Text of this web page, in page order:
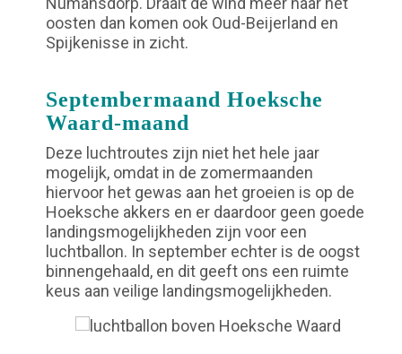
oosten dan komen ook Oud-Beijerland en
Spijkenisse in zicht.
Septembermaand Hoeksche
Waard-maand
Deze luchtroutes zijn niet het hele jaar
mogelijk, omdat in de zomermaanden
hiervoor het gewas aan het groeien is op de
Hoeksche akkers en er daardoor geen goede
landingsmogelijkheden zijn voor een
luchtballon. In september echter is de oogst
binnengehaald, en dit geeft ons een ruimte
keus aan veilige landingsmogelijkheden.